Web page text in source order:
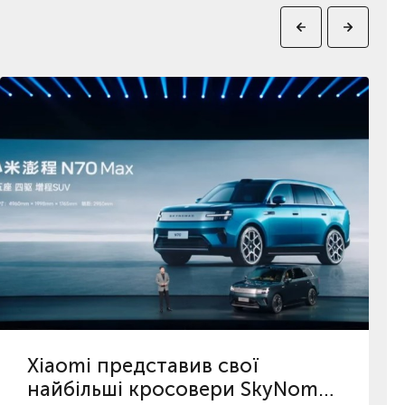
Xiaomi представив свої
найбільші кросовери SkyNomad